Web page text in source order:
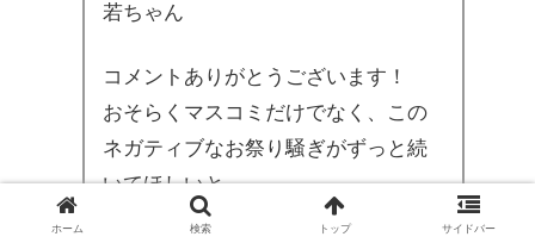
若ちゃん
コメントありがとうございます！
おそらくマスコミだけでなく、この
ネガティブなお祭り騒ぎがずっと続
いてほしいと
思っている人は少なからずいるよう
ホーム 検索 トップ サイドバー